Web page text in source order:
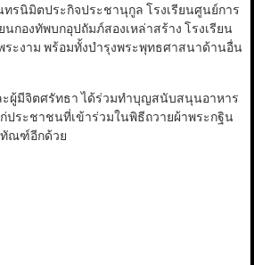
ทรนิมิตประกิจประชานุกูล โรงเรียนศูนย์การ
กองทัพบกอุปถัมภ์สองเหล่าสร้าง โรงเรียน
ระงาม พร้อมทั้งบำรุงพระพุทธศาสนาด้านอื่น
ผู้มีจิตศรัทธา ได้ร่วมทำบุญสนับสนุนอาหาร
ประชาชนที่เข้าร่วมในพิธีถวายผ้าพระกฐิน
ณฑ์อีกด้วย